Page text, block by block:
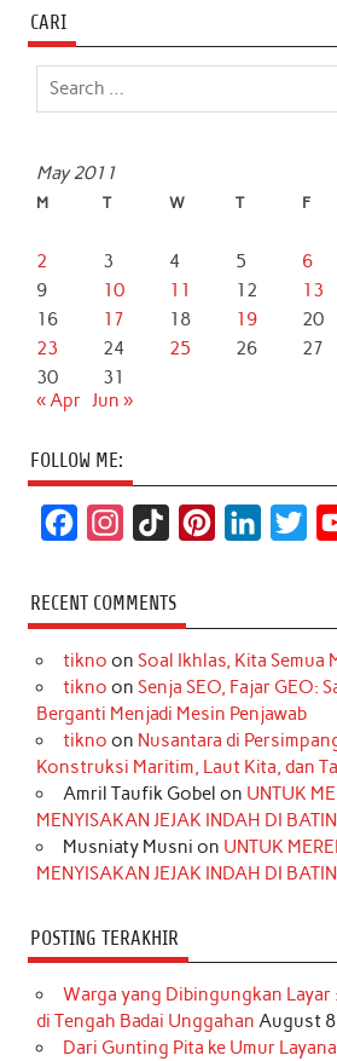
CARI
May 2011
M T W T F
2
3 4 5 6
9
10 11 12 13
16
17 18 19 20
23
24 25 26 27
30
31
« Apr Jun »
FOLLOW ME:
c
e
b
o
k
s
t
a
r
a
m
k
T
o
k
t
e
r
e
s
t
k
e
d
I
n
t
t
r
RECENT COMMENTS
tikno on Soal Ikhlas, Kita Semua
tikno on Senja SEO, Fajar GEO:
Berganti Menjadi Mesin Penjawab
tikno on Nusantara di
Konstruksi Maritim, Laut Kita, dan
Amril Taufik Gobel on UNTUK
MENYISAKAN JEJAK INDAH DI BATIN
Musniaty Musni on UNTUK
MENYISAKAN JEJAK INDAH DI BATIN
POSTING TERAKHIR
Warga yang Dibingungkan Layar
di Tengah Badai Unggahan August
Dari Gunting Pita ke Umur